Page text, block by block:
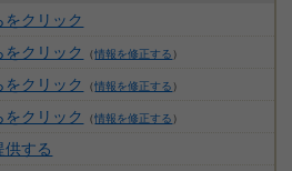
をクリック
をクリック （情報を修正する ）
をクリック （情報を修正する ）
をクリック （情報を修正する ）
供する